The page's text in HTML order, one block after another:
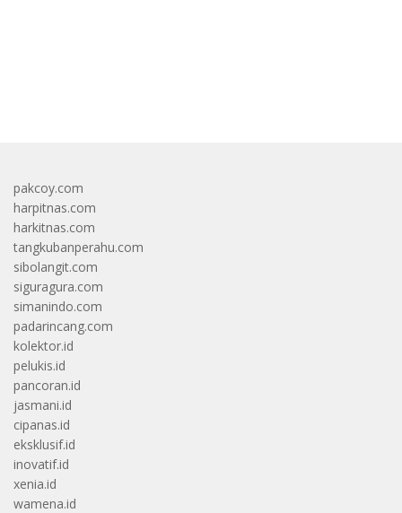
pakcoy.com
harpitnas.com
harkitnas.com
tangkubanperahu.com
sibolangit.com
siguragura.com
simanindo.com
padarincang.com
kolektor.id
pelukis.id
pancoran.id
jasmani.id
cipanas.id
eksklusif.id
inovatif.id
xenia.id
wamena.id